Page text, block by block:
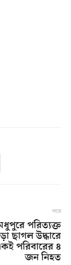
পরে
পরিত্যক্ত
ছাগল উদ্ধারে
পরিবারের ৪
জন নিহত